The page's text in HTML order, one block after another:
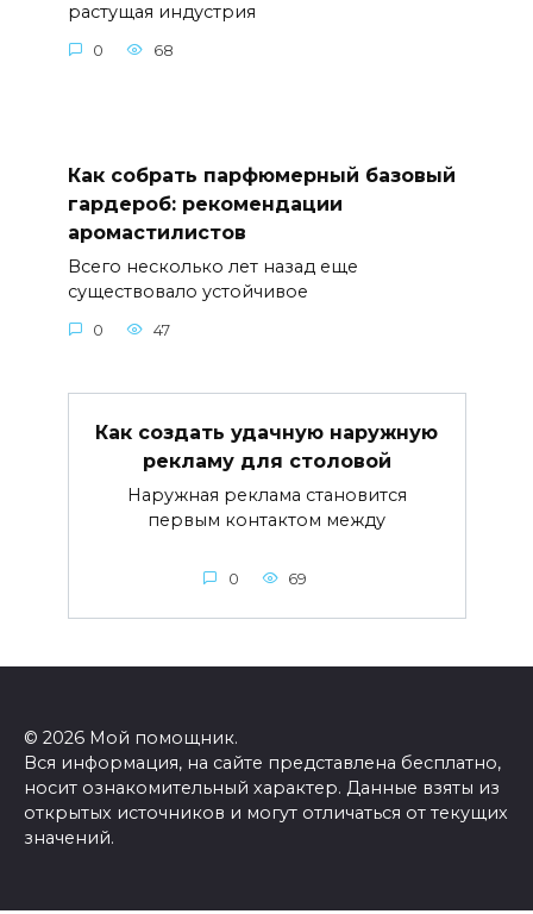
растущая индустрия
0 68
Как собрать парфюмерный базовый
гардероб: рекомендации
аромастилистов
Всего несколько лет назад еще
существовало устойчивое
0 47
Как создать удачную наружную
рекламу для столовой
Наружная реклама становится
первым контактом между
0 69
© 2026 Мой помощник.
Вся информация, на сайте представлена бесплатно,
носит ознакомительный характер. Данные взяты из
открытых источников и могут отличаться от текущих
значений.